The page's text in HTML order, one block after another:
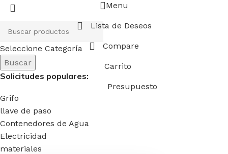
Seleccione Categoría
Buscar
Solicitudes populares:
Grifo
llave de paso
Contenedores de Agua
Electricidad
materiales
Menu
Lista de Deseos
Compare
Carrito
Presupuesto